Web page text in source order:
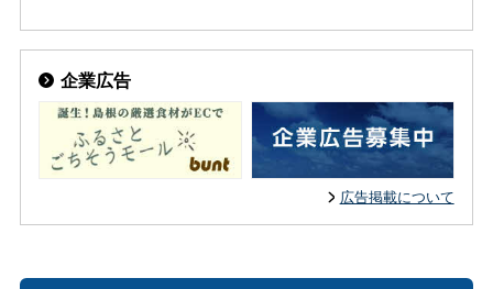
企業広告
広告掲載について